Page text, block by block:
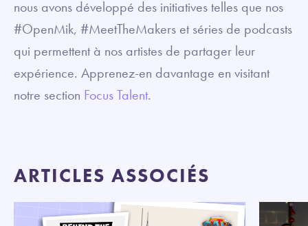
nous avons développé des initiatives telles que nos
#OpenMik, #MeetTheMakers et séries de podcasts
qui permettent à nos artistes de partager leur
expérience. Apprenez-en davantage en visitant
notre section Focus Talent.
ARTICLES ASSOCIÉS